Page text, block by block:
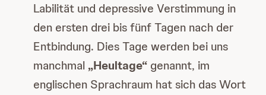
Labilität und depressive Verstimmung in
den ersten drei bis fünf Tagen nach der
Entbindung. Dies Tage werden bei uns
manchmal„Heultage“ genannt, im
englischen Sprachraum hat sich das Wort